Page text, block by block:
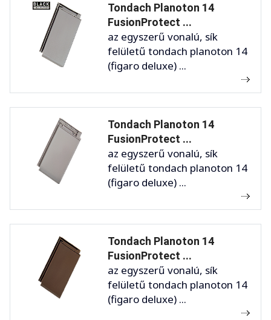
Tondach Planoton 14
FusionProtect ...
az egyszerű vonalú, sík
felületű tondach planoton 14
(figaro deluxe) ...
Tondach Planoton 14
FusionProtect ...
az egyszerű vonalú, sík
felületű tondach planoton 14
(figaro deluxe) ...
Tondach Planoton 14
FusionProtect ...
az egyszerű vonalú, sík
felületű tondach planoton 14
(figaro deluxe) ...